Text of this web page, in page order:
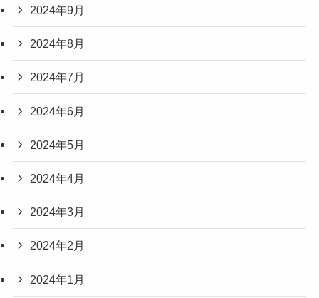
2024年9月
2024年8月
2024年7月
2024年6月
2024年5月
2024年4月
2024年3月
2024年2月
2024年1月